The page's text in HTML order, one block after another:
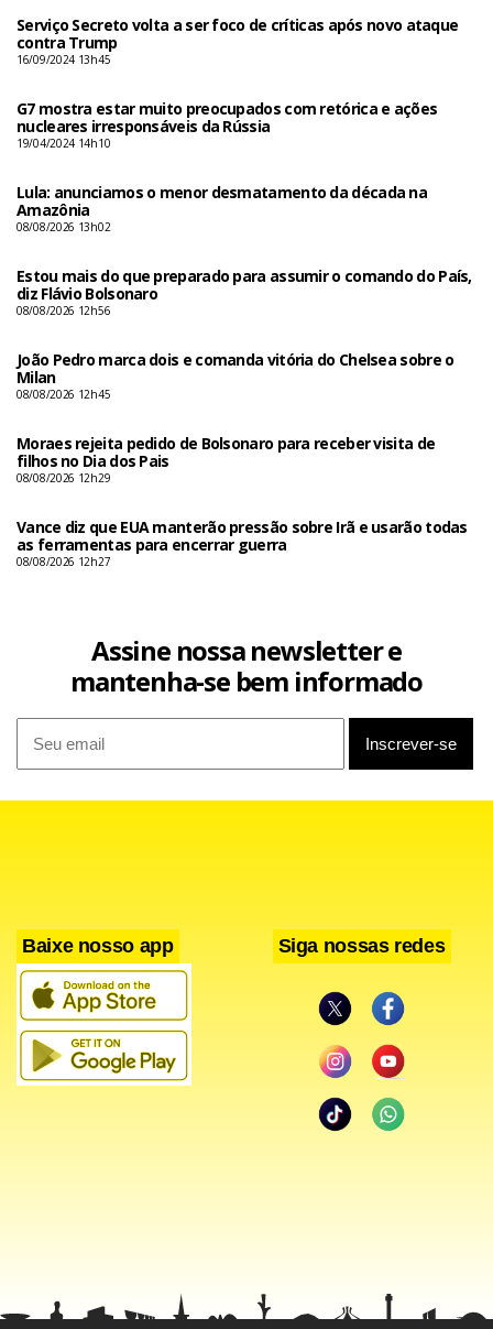
Serviço Secreto volta a ser foco de críticas após novo ataque
contra Trump
16/09/2024 13h45
G7 mostra estar muito preocupados com retórica e ações
nucleares irresponsáveis da Rússia
19/04/2024 14h10
Lula: anunciamos o menor desmatamento da década na
Amazônia
08/08/2026 13h02
Estou mais do que preparado para assumir o comando do País,
diz Flávio Bolsonaro
08/08/2026 12h56
João Pedro marca dois e comanda vitória do Chelsea sobre o
Milan
08/08/2026 12h45
Moraes rejeita pedido de Bolsonaro para receber visita de
filhos no Dia dos Pais
08/08/2026 12h29
Vance diz que EUA manterão pressão sobre Irã e usarão todas
as ferramentas para encerrar guerra
08/08/2026 12h27
Assine nossa newsletter e
mantenha-se bem informado
Baixe nosso app Siga nossas redes